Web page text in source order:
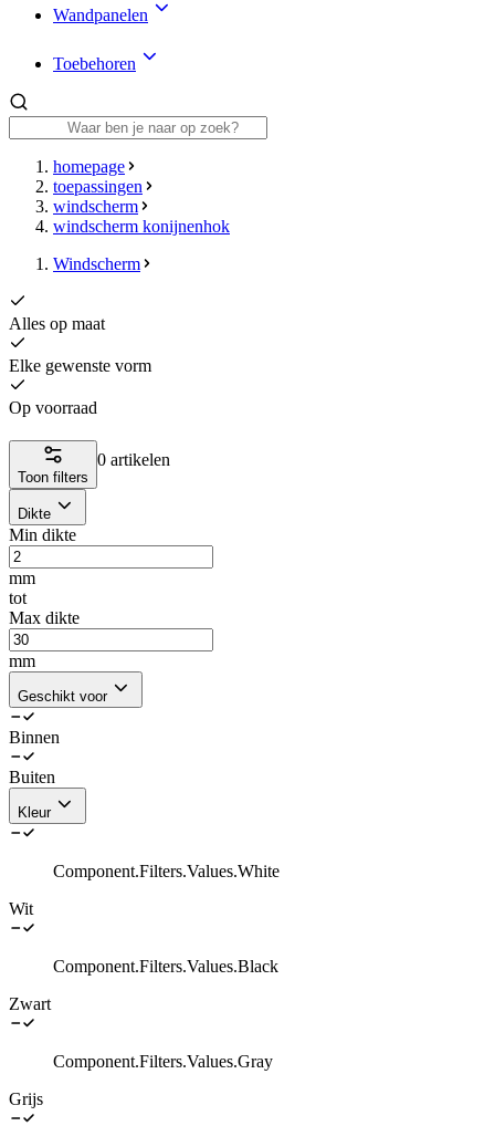
Wandpanelen
Toebehoren
homepage
toepassingen
windscherm
windscherm konijnenhok
Windscherm
Alles op maat
Elke gewenste vorm
Op voorraad
Toon filters
0 artikelen
Dikte
Min dikte
mm
tot
Max dikte
mm
Geschikt voor
Binnen
Buiten
Kleur
Component.Filters.Values.White
Wit
Component.Filters.Values.Black
Zwart
Component.Filters.Values.Gray
Grijs